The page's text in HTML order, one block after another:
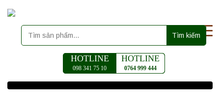
Tìm kiếm
HOTLINE
098 341 75 10
HOTLINE
0764 999 444